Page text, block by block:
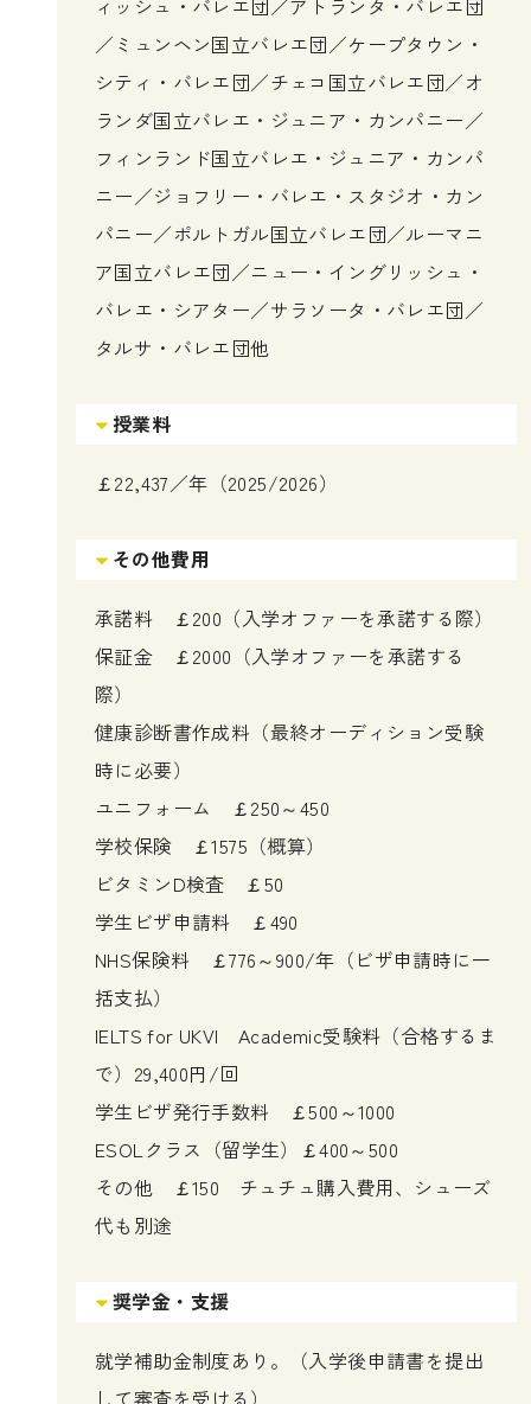
ィッシュ・バレエ団／アトランタ・バレエ団
／ミュンヘン国立バレエ団／ケープタウン・
シティ・バレエ団／チェコ国立バレエ団／オ
ランダ国立バレエ・ジュニア・カンパニー／
フィンランド国立バレエ・ジュニア・カンパ
ニー／ジョフリー・バレエ・スタジオ・カン
パニー／ポルトガル国立バレエ団／ルーマニ
ア国立バレエ団／ニュー・イングリッシュ・
バレエ・シアター／サラソータ・バレエ団／
タルサ・バレエ団他
授業料
￡22,437／年（2025/2026）
その他費用
承諾料 ￡200（入学オファーを承諾する際）
保証金 ￡2000（入学オファーを承諾する
際）
健康診断書作成料（最終オーディション受験
時に必要）
ユニフォーム ￡250～450
学校保険 ￡1575（概算）
ビタミンD検査 ￡50
学生ビザ申請料 ￡490
NHS保険料 ￡776～900/年（ビザ申請時に一
括支払）
IELTS for UKVI Academic受験料（合格するま
で）29,400円/回
学生ビザ発行手数料 ￡500～1000
ESOLクラス（留学生）￡400～500
その他 ￡150 チュチュ購入費用、シューズ
代も別途
奨学金・支援
就学補助金制度あり。（入学後申請書を提出